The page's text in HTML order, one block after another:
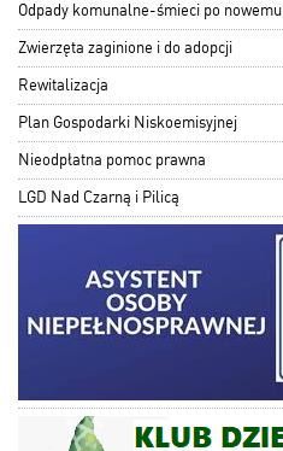
Odpady komunalne-śmieci po nowemu
Zwierzęta zaginione i do adopcji
Rewitalizacja
Plan Gospodarki Niskoemisyjnej
Nieodpłatna pomoc prawna
LGD Nad Czarną i Pilicą